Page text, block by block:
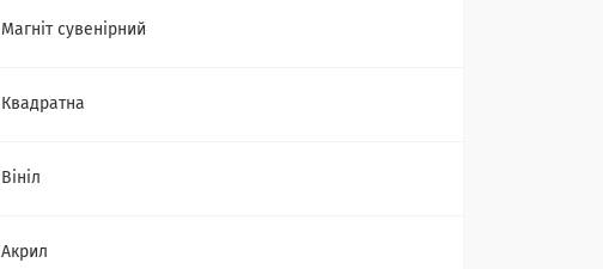
Магніт сувенірний
Квадратна
Вініл
Акрил